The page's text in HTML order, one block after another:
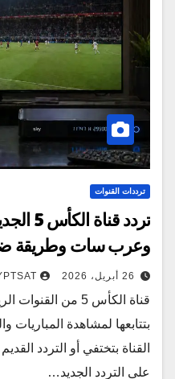
ترددات القنوات
وعرب سات وطريقة
26 أبريل، 2026
قناة الكأس 5 من
بتتابعها لمشاهدة المباريات
القناة بتختفي أو التردد
على التردد الجديد…